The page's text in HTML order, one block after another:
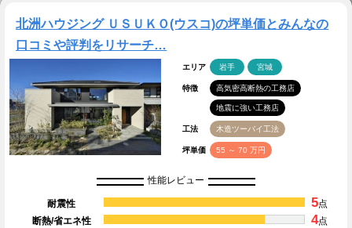
北洲ハウジング ＵＳＵＫＯ(ウスコ)の坪単価とみんなの
口コミや評判をリサーチ…
エリア 岩手 宮城
特徴 高気密高断熱の工務店
地震に強い工務店
工法 木造ツーバイ工法
坪単価 55 ～ 70 万円
性能レビュー
耐震性 5点
断熱/省エネ性
4点